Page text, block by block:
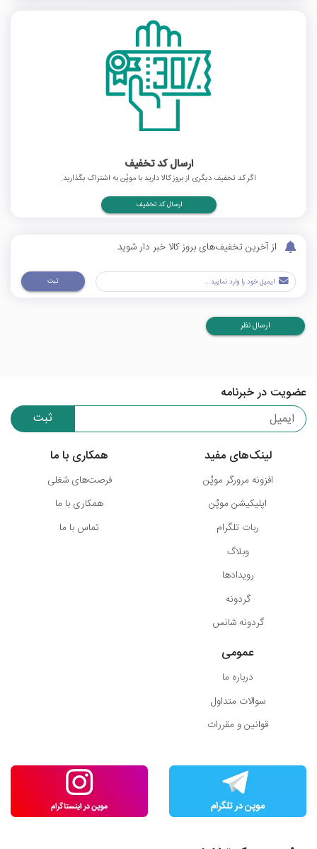
ارسال کد تخفیف
اگر کد تخفیف دیگری از بروز کالا دارید با موپُن به اشتراک بگذارید.
ارسال کد تخفیف
از آخرین تخفیف‌های بروز کالا خبر دار شوید
ثبت
ارسال نظر
عضویت در خبرنامه
ثبت
لینک‌های مفید
افزونه مرورگر موپُن
اپلیکیشن موپُن
ربات تلگرام
وبلاگ
رویدادها
گردونه
گردونه شانس
همکاری با ما
فرصت‌های شغلی
همکاری با ما
تماس با ما
عمومی
درباره ما
سوالات متداول
قوانین و مقررات